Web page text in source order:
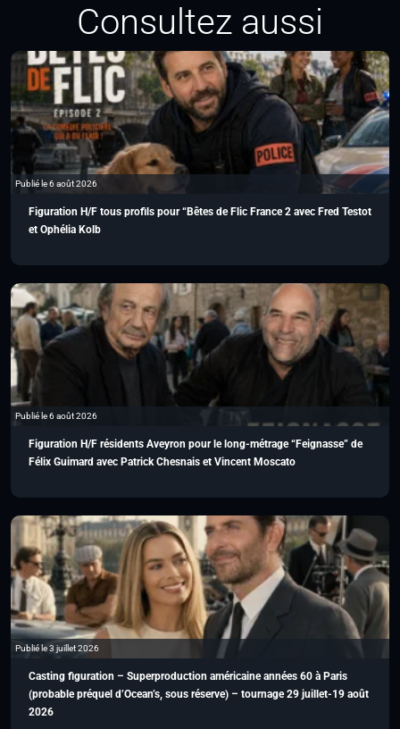
Consultez aussi
Publié le 6 août 2026
Figuration H/F tous profils pour “Bêtes de Flic France 2 avec Fred Testot
et Ophélia Kolb
Publié le 6 août 2026
Figuration H/F résidents Aveyron pour le long-métrage “Feignasse” de
Félix Guimard avec Patrick Chesnais et Vincent Moscato
Publié le 3 juillet 2026
Casting figuration – Superproduction américaine années 60 à Paris
(probable préquel d’Ocean’s, sous réserve) – tournage 29 juillet-19 août
2026